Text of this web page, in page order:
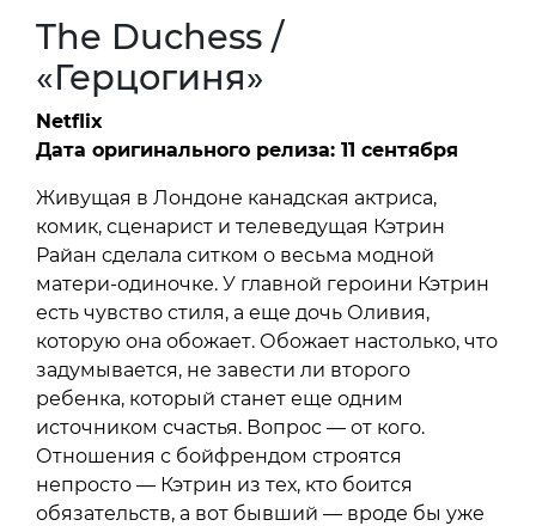
The Duchess /
«Герцогиня»
Netflix
Дата оригинального релиза: 11 сентября
Живущая в Лондоне канадская актриса,
комик, сценарист и телеведущая Кэтрин
Райан сделала ситком о весьма модной
матери-одиночке. У главной героини Кэтрин
есть чувство стиля, а еще дочь Оливия,
которую она обожает. Обожает настолько, что
задумывается, не завести ли второго
ребенка, который станет еще одним
источником счастья. Вопрос — от кого.
Отношения с бойфрендом строятся
непросто — Кэтрин из тех, кто боится
обязательств, а вот бывший — вроде бы уже